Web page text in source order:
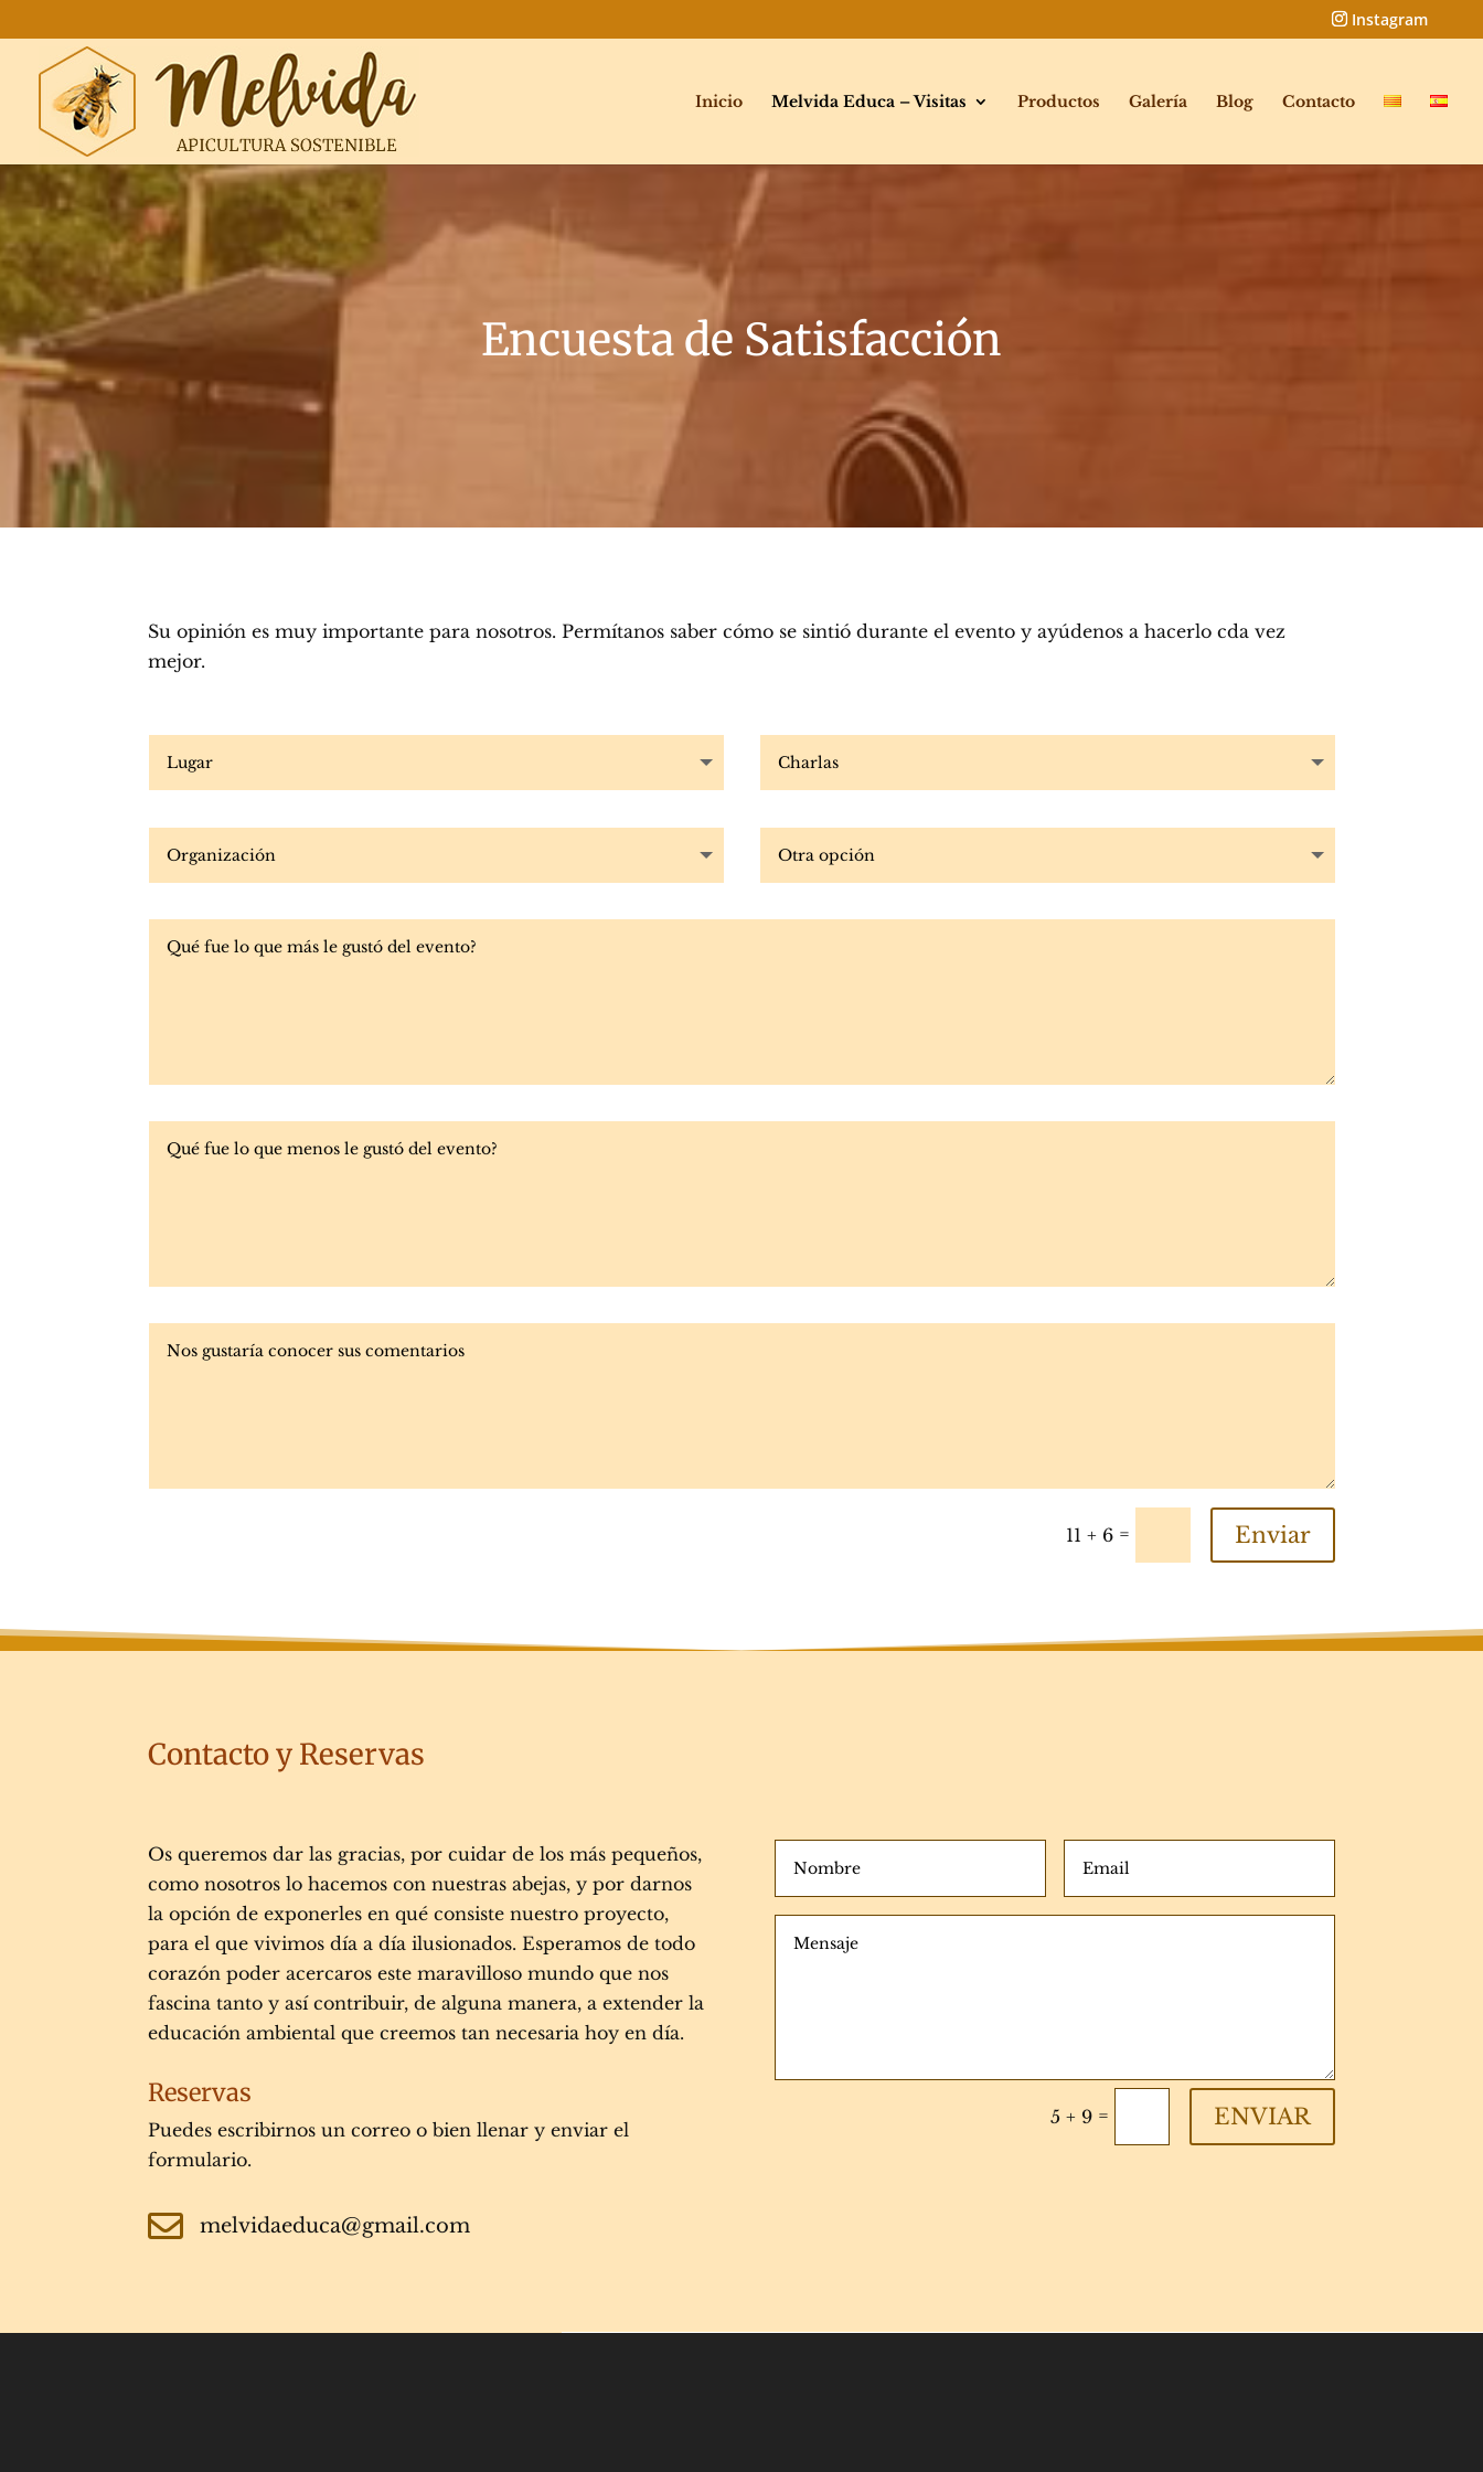
Inicio Melvida Educa – Visitas Productos Galería Blog Contacto
Encuesta de Satisfacción
Su opinión es muy importante para nosotros. Permítanos saber cómo se sintió durante el evento y ayúdenos a hacerlo cda vez
mejor.
11 + 6= Enviar
Contacto y Reservas
Os queremos dar las gracias, por cuidar de los más pequeños,
como nosotros lo hacemos con nuestras abejas, y por darnos
la opción de exponerles en qué consiste nuestro proyecto,
para el que vivimos día a día ilusionados. Esperamos de todo
corazón poder acercaros este maravilloso mundo que nos
fascina tanto y así contribuir, de alguna manera, a extender la
educación ambiental que creemos tan necesaria hoy en día.
Reservas
Puedes escribirnos un correo o bien llenar y enviar el
formulario.
 melvidaeduca@gmail.com
5 + 9= ENVIAR